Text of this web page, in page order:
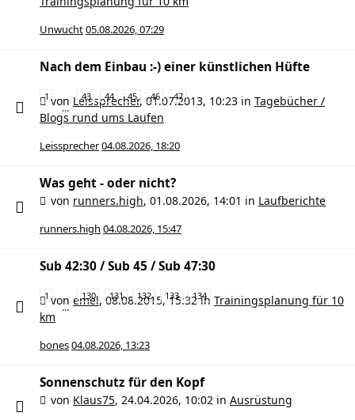
Unwucht05.08.2026, 07:29
Nach dem Einbau :-) einer künstlichen Hüfte
1
…
43 44 45 46 47
von Leissprecher, 01.07.2013, 10:23 in Tagebücher /
Blogs rund ums Laufen
Leissprecher04.08.2026, 18:20
Was geht - oder nicht?
von runners.high, 01.08.2026, 14:01 in Laufberichte
runners.high 04.08.2026, 15:47
Sub 42:30 / Sub 45 / Sub 47:30
1
…
130 131 132 133 134
von emel, 08.08.2015, 15:32in Trainingsplanung für 10
km
bones04.08.2026, 13:23
Sonnenschutz für den Kopf
von Klaus75, 24.04.2026, 10:02 in Ausrüstung